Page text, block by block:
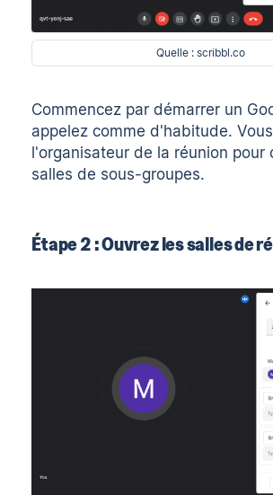
Quelle : scribbl.co
Commencez par démarrer un
appelez comme d'habitude.
l'organisateur de la réunion pour
salles de sous-groupes.
Étape 2 : Ouvrez les salles de